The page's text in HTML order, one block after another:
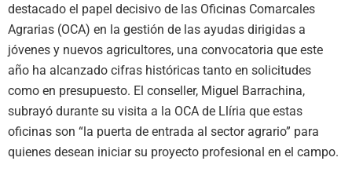
destacado el papel decisivo de las Oficinas Comarcales
Agrarias (OCA) en la gestión de las ayudas dirigidas a
jóvenes y nuevos agricultores, una convocatoria que este
año ha alcanzado cifras históricas tanto en solicitudes
como en presupuesto. El conseller, Miguel Barrachina,
subrayó durante su visita a la OCA de Llíria que estas
oficinas son “la puerta de entrada al sector agrario” para
quienes desean iniciar su proyecto profesional en el campo.